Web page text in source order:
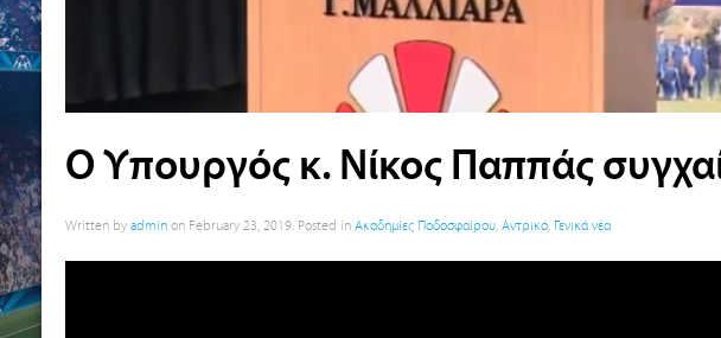
Ο Υπουργός κ. Νίκος Παππάς
Written by admin on February 23, 2019. Posted in Ακαδημίες Ποδοσφαίρου, Αντρικό, Γενικά νέα